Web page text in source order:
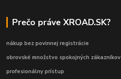
Prečo práve XROAD.SK?
nákup bez povinnej registrácie
obrovské množstvo spokojných zákazníkov
profesionálny prístup